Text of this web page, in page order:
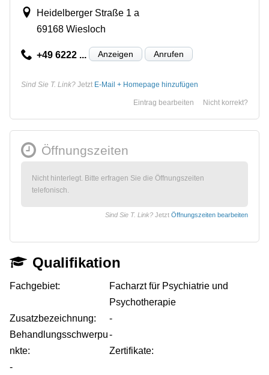
Heidelberger Straße 1 a
69168 Wiesloch
+49 6222 ... Anzeigen Anrufen
Sind Sie T. Link? Jetzt E-Mail + Homepage hinzufügen
Nicht korrekt?
Eintrag bearbeiten
Öffnungszeiten
Nicht hinterlegt. Bitte erfragen Sie die Öffnungszeiten
telefonisch.
Sind Sie T. Link? Jetzt Öffnungszeiten bearbeiten
Qualifikation
Fachgebiet:
Facharzt für Psychiatrie und
Psychotherapie
Zusatzbezeichnung:
-
Behandlungsschwerpu
nkte:
-
Zertifikate:
-